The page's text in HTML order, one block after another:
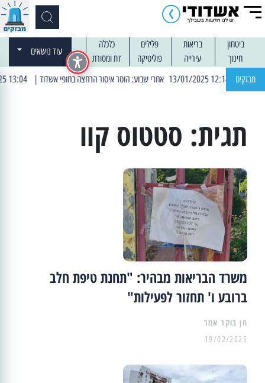
ביטחון בריאות פלילים
כלכלה
חינוך
עירייה פוליטיקה דת ומסורת
עוד נושאים
מבזקים
| 12:14 13/01/2025 אחרי שבוע: הוסר איסור הרחצה בחופי אשדוד | 13:04 14/01/2025 עובדים בלילות: עבודות קרצוף וריבוד אספלט
תגית: סטטוס קוו
משרד הבריאות מבהיר: "תחנת טיפת חלב
ברובע ו' תחזור לפעילות"
19/02/2025